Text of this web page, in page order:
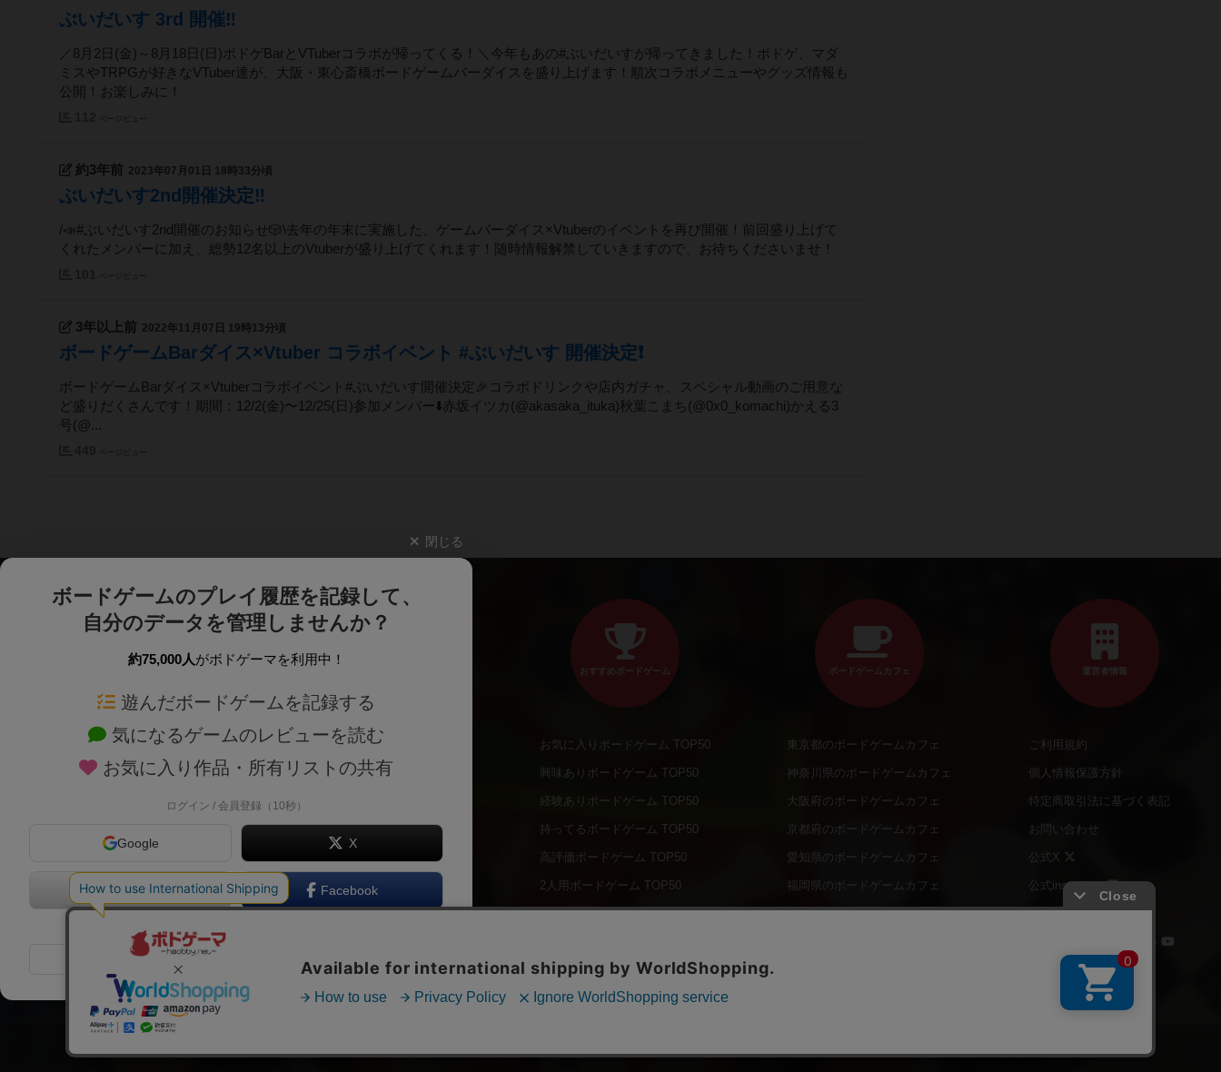
ぶいだいす 3rd 開催‼️
／8月2日(金)～8月18日(日)ボドゲBarとVTuberコラボが帰ってくる！＼今年もあの#ぶいだいすが帰ってきました！ボドゲ、マダ
ミスやTRPGが好きなVTuber達が、大阪・東心斎橋ボードゲームバーダイスを盛り上げます！順次コラボメニューやグッズ情報も
公開！お楽しみに！
約3年前 2023年07月01日 18時33分頃
ぶいだいす2nd開催決定‼️
/📣#ぶいだいす2nd開催のお知らせ🎲\去年の年末に実施した、ゲームバーダイス×Vtuberのイベントを再び開催！前回盛り上げて
くれたメンバーに加え、総勢12名以上のVtuberが盛り上げてくれます！随時情報解禁していきますので、お待ちくださいませ！
3年以上前 2022年11月07日 19時13分頃
ボードゲームBarダイス×Vtuber コラボイベント #ぶいだいす 開催決定❗️
ボードゲームBarダイス×Vtuberコラボイベント#ぶいだいす開催決定🎉コラボドリンクや店内ガチャ、スペシャル動画のご用意な
ど盛りだくさんです！期間：12/2(金)〜12/25(日)参加メンバー⬇️赤坂イツカ(@akasaka_ituka)秋葉こまち(@0x0_komachi)かえる3
号(@...
閉じる
ボードゲームのプレイ履歴を記録して、
自分のデータを管理しませんか？
約75,000人がボドゲーマを利用中！
遊んだボードゲームを記録する
気になるゲームのレビューを読む
お気に入り作品・所有リストの共有
ログイン / 会員登録（10秒）
Google X
Apple Facebook
または
ボードゲームを検索する
ボードゲームの新着レビュー
ボドとも・会員一覧
ボードゲーム業界コラム
ボドゲーマご利用案内
新作・再入荷情報
定番ボードゲームの通販商品
国産ボードゲームの通販商品
子供向けボードゲームの通販商品
20分以下のボードゲームの通販商品
60分以上のボードゲームの通販商品
クラウドファンディング ボドファン
おすすめボードゲーム
お気に入りボードゲーム TOP50
興味ありボードゲーム TOP50
経験ありボードゲーム TOP50
持ってるボードゲーム TOP50
高評価ボードゲーム TOP50
2人用ボードゲーム TOP50
3～4人用ボードゲーム TOP50
ボードゲームカフェ
東京都のボードゲームカフェ
神奈川県のボードゲームカフェ
大阪府のボードゲームカフェ
京都府のボードゲームカフェ
愛知県のボードゲームカフェ
福岡県のボードゲームカフェ
北海道のボードゲームカフェ
運営者情報
ご利用規約
個人情報保護方針
特定商取引法に基づく表記
お問い合わせ
公式X
公式instagram
公式Facebook
公式YouTubeチャンネル